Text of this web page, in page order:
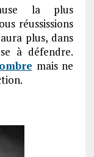
la plus
réussissions
plus, dans
à défendre.
mais ne